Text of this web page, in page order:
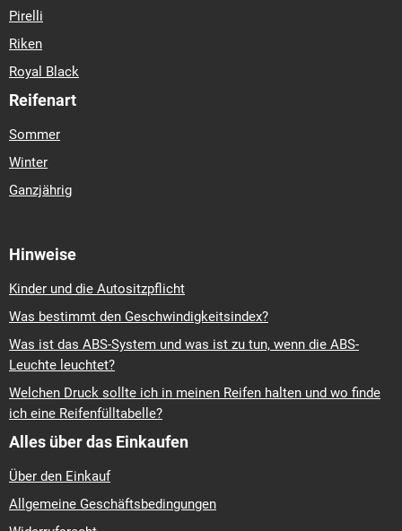
Pirelli
Riken
Royal Black
Reifenart
Sommer
Winter
Ganzjährig
Hinweise
Kinder und die Autositzpflicht
Was bestimmt den Geschwindigkeitsindex?
Was ist das ABS-System und was ist zu tun, wenn die ABS-
Leuchte leuchtet?
Welchen Druck sollte ich in meinen Reifen halten und wo finde
ich eine Reifenfülltabelle?
Alles über das Einkaufen
Über den Einkauf
Allgemeine Geschäftsbedingungen